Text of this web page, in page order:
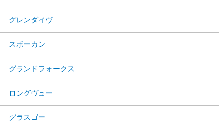
グレンダイヴ
スポーカン
グランドフォークス
ロングヴュー
グラスゴー